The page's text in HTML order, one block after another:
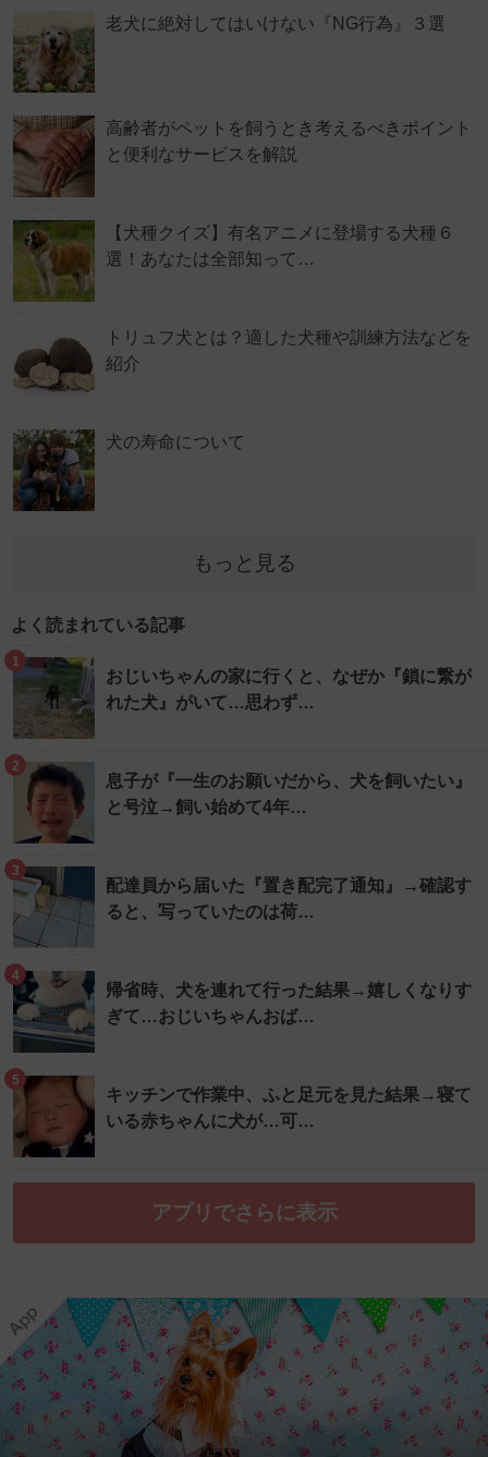
老犬に絶対してはいけない『NG行為』３選
高齢者がペットを飼うとき考えるべきポイント
と便利なサービスを解説
【犬種クイズ】有名アニメに登場する犬種６
選！あなたは全部知って…
トリュフ犬とは？適した犬種や訓練方法などを
紹介
犬の寿命について
もっと見る
よく読まれている記事
1
おじいちゃんの家に行くと、なぜか『鎖に繋が
れた犬』がいて…思わず…
2
息子が『一生のお願いだから、犬を飼いたい』
と号泣→飼い始めて4年…
3
配達員から届いた『置き配完了通知』→確認す
ると、写っていたのは荷…
4
帰省時、犬を連れて行った結果→嬉しくなりす
ぎて…おじいちゃんおば…
5
キッチンで作業中、ふと足元を見た結果→寝て
いる赤ちゃんに犬が…可…
アプリでさらに表示